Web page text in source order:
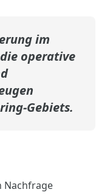
im
operative
Gebiets.
Nachfrage